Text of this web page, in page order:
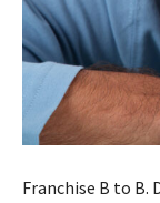
Franchise B to B.